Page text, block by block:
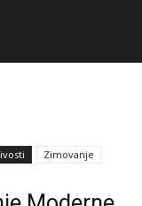
Zimovanje